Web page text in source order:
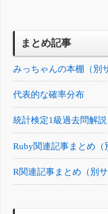
まとめ記事
みっちゃんの本棚（別
代表的な確率分布
統計検定1級過去問解説
Ruby関連記事まとめ（
R関連記事まとめ（別サ